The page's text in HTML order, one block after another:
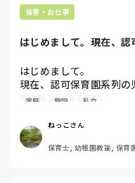
保育・お仕事
はじめまして。現在、
はじめまして。
現在、認可保育園系列の
ヘルプで、保育園の勤
ヤしてしまう事が多々あ
注意する時に、基本的に
うな感じです。そこの
れませんが、大声で子
家庭 施設 私立
ねっこさん
保育士, 幼稚園教諭, 保育